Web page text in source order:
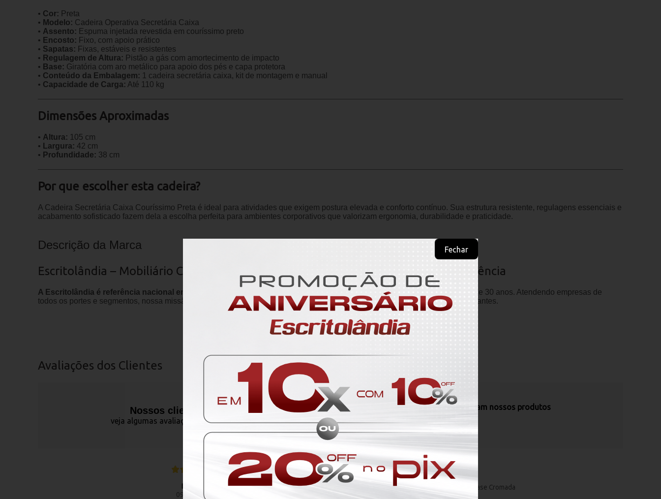
• Cor: Preta
• Modelo: Cadeira Operativa Secretária Caixa
• Assento: Espuma injetada revestida em couríssimo preto
• Encosto: Fixo, com apoio prático
• Sapatas: Fixas, estáveis e resistentes
• Regulagem de Altura: Pistão a gás com amortecimento de impacto
• Base: Giratória com aro metálico para apoio dos pés e capa protetora
• Conteúdo da Embalagem: 1 cadeira secretária caixa, kit de montagem e manual
• Capacidade de Carga: Até 110 kg
Dimensões Aproximadas
• Altura: 105 cm
• Largura: 42 cm
• Profundidade: 38 cm
Por que escolher esta cadeira?
A Cadeira Secretária Caixa Couríssimo Preta é ideal para atividades que exigem postura elevada e conforto contínuo. Sua estrutura resistente, regulagens essenciais e
acabamento sofisticado fazem dela a escolha perfeita para ambientes corporativos que valorizam ergonomia, durabilidade e praticidade.
Descrição da Marca
Escritolândia – Mobiliário Corporativo de Alto Padrão há Mais de 30 Anos de Excelência
A Escritolândia é referência nacional em móveis corporativos
, oferecendo soluções completas e personalizadas há mais de 30 anos. Atendendo empresas de
todos os portes e segmentos, nossa missão é transformar espaços profissionais em ambientes funcionais, ergonômicos e elegantes.
Avaliações dos Clientes
Nossos clientes falam por nós!
veja algumas avaliações de produtos da nossa loja. 100% dos clientes recomendam nossos produtos
Barbara S.
09/10/2025
Cadeira linda e confortável. Ótimo custo/beneficio.
Recomendo
Produto:
Cadeira Diretor Giratória Cinza – Encosto em Tela e Base Cromada
Fechar